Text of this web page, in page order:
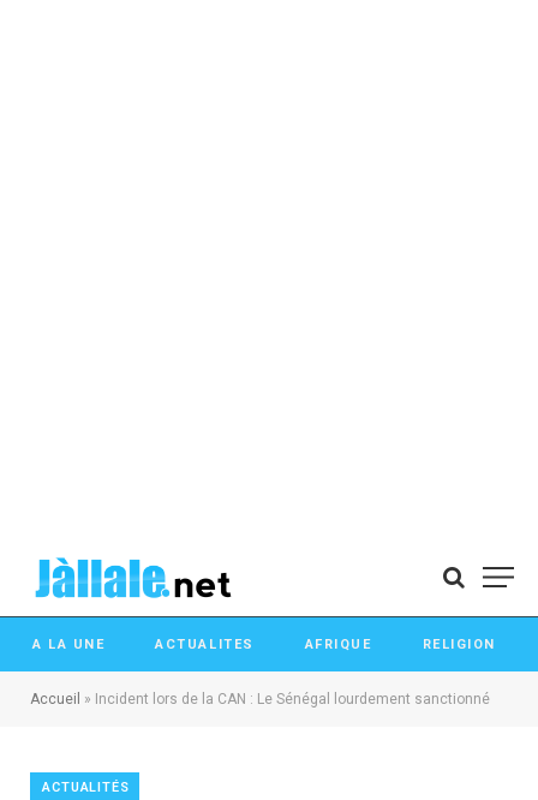
A LA UNE ACTUALITES AFRIQUE RELIGION
Accueil » Incident lors de la CAN : Le Sénégal lourdement sanctionné
ACTUALITÉS